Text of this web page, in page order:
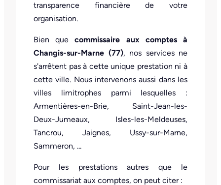
transparence financière de votre
organisation.
Bien quecommissaire aux comptes à
Changis-sur-Marne (77), nos services ne
s'arrêtent pas à cette unique prestation ni à
cette ville. Nous intervenons aussi dans les
villes limitrophes parmi lesquelles :
Armentières-en-Brie, Saint-Jean-les-
Deux-Jumeaux, Isles-les-Meldeuses,
Tancrou, Jaignes, Ussy-sur-Marne,
Sammeron, ...
Pour les prestations autres que le
commissariat aux comptes, on peut citer :